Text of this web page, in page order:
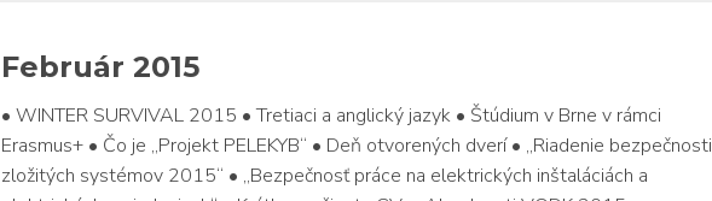
Február 2015
• WINTER SURVIVAL 2015 • Tretiaci a anglický jazyk • Štúdium v Brne v rámci
Erasmus+ • Čo je „Projekt PELEKYB“ • Deň otvorených dverí • „Riadenie bezpečnosti
zložitých systémov 2015“ • „Bezpečnosť práce na elektrických inštaláciách a